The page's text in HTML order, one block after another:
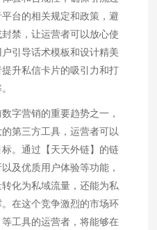
台的相关规定和政策，避
禁，让运营者可以放心使
引导话术模板和设计精美
升私信卡片的吸引力和打
字营销的重要趋势之一，
第三方工具，运营者可以
。通过【天天外链】的链
及优质用户体验等功能，
化为私域流量，还能为私
在这个竞争激烈的市场环
工具的运营者，将能够在